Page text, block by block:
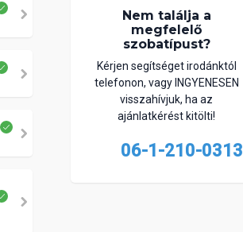
Nem találja a
megfelelő
szobatípust?
Kérjen segítséget irodánktól
telefonon, vagy INGYENESEN
visszahívjuk, ha az
ajánlatkérést kitölti!
06-1-210-0313